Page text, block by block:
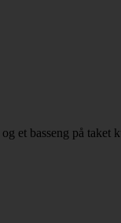
et basseng på taket